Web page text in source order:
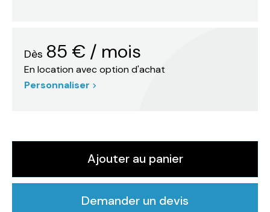
Dès 85 € / mois
En location avec option d'achat
Personnaliser
Ajouter au panier
Demander un devis